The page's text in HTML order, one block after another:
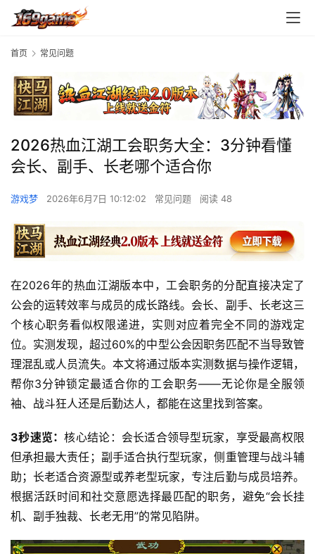
首页 常见问题
2026热血江湖工会职务大全：3分钟看懂
会长、副手、长老哪个适合你
游戏梦 2026年6月7日 10:12:02 常见问题 阅读 48
在2026年的热血江湖版本中，工会职务的分配直接决定了
公会的运转效率与成员的成长路线。会长、副手、长老这三
个核心职务看似权限递进，实则对应着完全不同的游戏定
位。实测发现，超过60%的中型公会因职务匹配不当导致管
理混乱或人员流失。本文将通过版本实测数据与操作逻辑，
帮你3分钟锁定最适合你的工会职务——无论你是全服领
袖、战斗狂人还是后勤达人，都能在这里找到答案。
3秒速览：核心结论：会长适合领导型玩家，享受最高权限
但承担最大责任；副手适合执行型玩家，侧重管理与战斗辅
助；长老适合资源型或养老型玩家，专注后勤与成员培养。
根据活跃时间和社交意愿选择最匹配的职务，避免“会长挂
机、副手独裁、长老无用”的常见陷阱。